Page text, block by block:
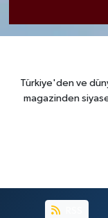
Türkiye'den ve
magazinden